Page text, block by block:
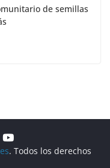
de semillas
. Todos los derechos